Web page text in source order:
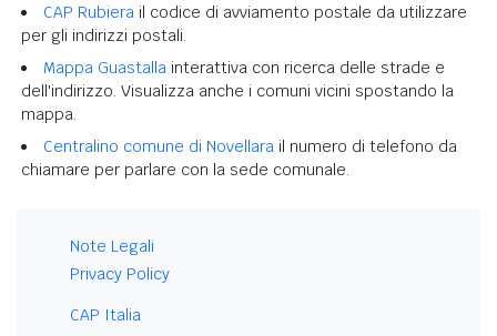
CAP Rubiera il codice di avviamento postale da utilizzare
per gli indirizzi postali.
Mappa Guastalla interattiva con ricerca delle strade e
dell'indirizzo. Visualizza anche i comuni vicini spostando la
mappa.
Centralino comune di Novellara il numero di telefono da
chiamare per parlare con la sede comunale.
Note Legali
Privacy Policy
CAP Italia